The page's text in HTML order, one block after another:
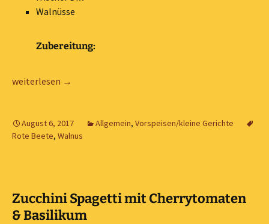
Walnüsse
Zubereitung:
Rote Beete Carpaccio mit Ziegenfrischkäse & Walnus Dill
weiterlesen →
August 6, 2017 Allgemein, Vorspeisen/kleine Gerichte
Rote Beete, Walnus
Zucchini Spagetti mit Cherrytomaten
& Basilikum